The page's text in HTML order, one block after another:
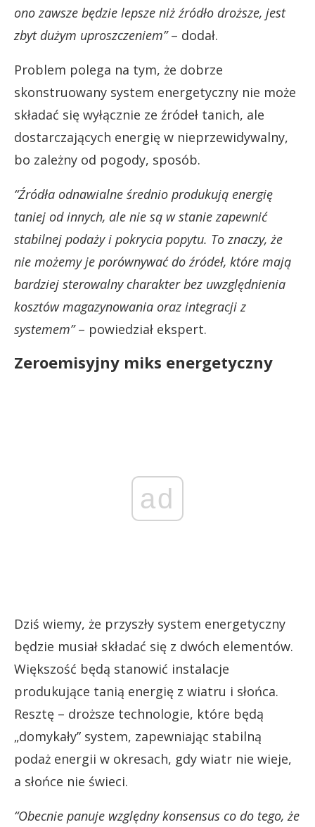
ono zawsze będzie lepsze niż źródło droższe, jest
zbyt dużym uproszczeniem”– dodał.
Problem polega na tym, że dobrze
skonstruowany system energetyczny nie może
składać się wyłącznie ze źródeł tanich, ale
dostarczających energię w nieprzewidywalny,
bo zależny od pogody, sposób.
“Źródła odnawialne średnio produkują energię
taniej od innych, ale nie są w stanie zapewnić
stabilnej podaży i pokrycia popytu. To znaczy, że
nie możemy je porównywać do źródeł, które mają
bardziej sterowalny charakter bez uwzględnienia
kosztów magazynowania oraz integracji z
systemem”– powiedział ekspert.
Zeroemisyjny miks energetyczny
ad
Dziś wiemy, że przyszły system energetyczny
będzie musiał składać się z dwóch elementów.
Większość będą stanowić instalacje
produkujące tanią energię z wiatru i słońca.
Resztę – droższe technologie, które będą
„domykały” system, zapewniając stabilną
podaż energii w okresach, gdy wiatr nie wieje,
a słońce nie świeci.
“Obecnie panuje względny konsensus co do tego, że